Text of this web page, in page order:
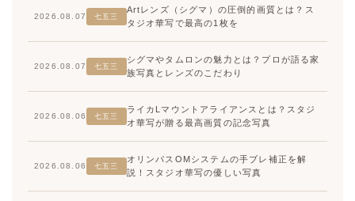
2026.08.07 七五三
Artレンズ（シグマ）の圧倒的画質とは？ス
タジオ華写で最高の1枚を
2026.08.07 七五三
シグマやタムロンの魅力とは？プロが語る家
族写真とレンズのこだわり
2026.08.06 七五三
ライカLマウントアライアンスとは？スタジ
オ華写が贈る最高画質の記念写真
2026.08.06 七五三
オリンパスOMシステムの手ブレ補正を解
説！スタジオ華写の優しい写真